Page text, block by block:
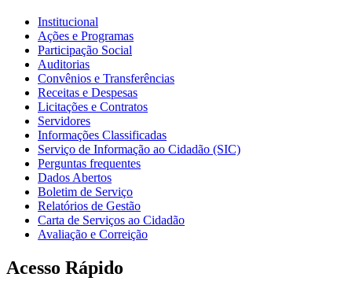
Institucional
Ações e Programas
Participação Social
Auditorias
Convênios e Transferências
Receitas e Despesas
Licitações e Contratos
Servidores
Informações Classificadas
Serviço de Informação ao Cidadão (SIC)
Perguntas frequentes
Dados Abertos
Boletim de Serviço
Relatórios de Gestão
Carta de Serviços ao Cidadão
Avaliação e Correição
Acesso Rápido